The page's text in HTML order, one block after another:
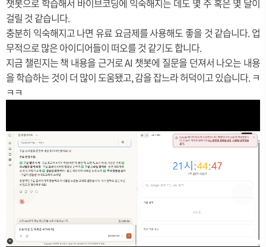
챗봇으로 학습해서 바이브코딩에 익숙해지는 데도 몇 주 혹은 몇 달이
걸릴 것 같습니다.
충분히 익숙해지고 나면 유료 요금제를 사용해도 좋을 것 같습니다. 업
무적으로 많은 아이디어들이 떠오를 것 같기도 합니다.
지금 챌린지는 책 내용을 근거로 AI 챗봇에 질문을 던져서 나오는 내용
을 학습하는 것이 더 많이 도움됐고, 감을 잡느라 허덕이고 있습니다. ㅋ
ㅋㅋ